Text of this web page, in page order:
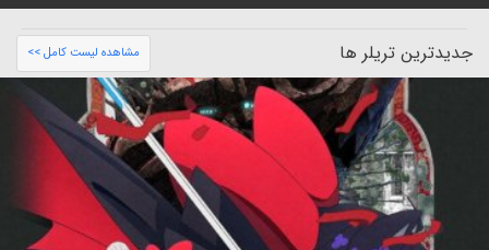
جدیدترین تریلر ها مشاهده لیست کامل >>